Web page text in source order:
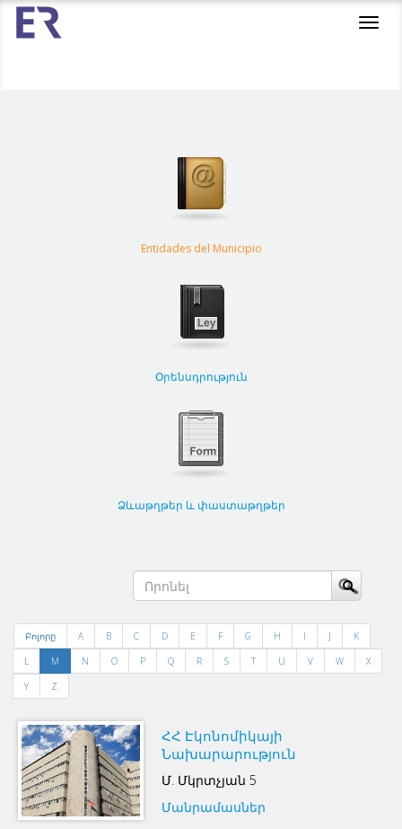
Entidades del Municipio
Օրենսդրություն
Ձևաթղթեր և փաստաթղթեր
Բոլորը A B C D E F G H I J
K
L
M N O P Q R S T U V W
X
Y
Z
ՀՀ Էկոնոմիկայի
Նախարարություն
Մ. Մկրտչյան 5
Մանրամասներ